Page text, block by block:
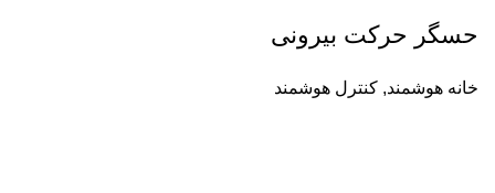
حسگر حرکت بیرونی
خانه هوشمند, کنترل هوشمند